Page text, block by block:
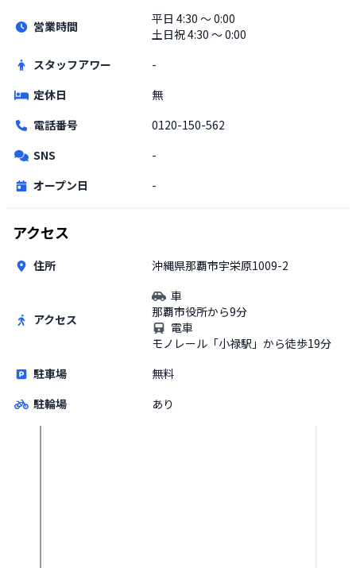
営業時間 平日 4:30 〜 0:00
土日祝4:30 〜 0:00
スタッフアワー
-
定休日
無
電話番号
0120-150-562
SNS
-
オープン日
-
アクセス
住所 沖縄県那覇市宇栄原1009-2
アクセス
車
那覇市役所から9分
電車
モノレール「小禄駅」から徒歩19分
駐車場
無料
駐輪場
あり